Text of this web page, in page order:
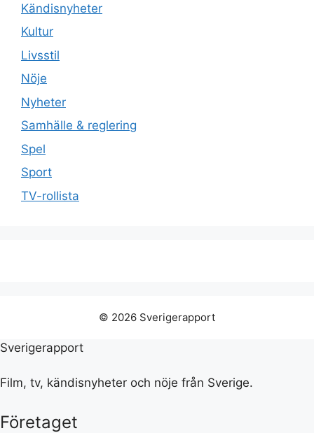
Kändisnyheter
Kultur
Livsstil
Nöje
Nyheter
Samhälle & reglering
Spel
Sport
TV-rollista
© 2026 Sverigerapport
Sverigerapport
Film, tv, kändisnyheter och nöje från Sverige.
Företaget